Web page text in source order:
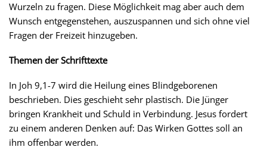
Wurzeln zu fragen. Diese Möglichkeit mag aber auch dem
Wunsch entgegenstehen, auszuspannen und sich ohne viel
Fragen der Freizeit hinzugeben.
Themen der Schrifttexte
In Joh 9,1-7 wird die Heilung eines Blindgeborenen
beschrieben. Dies geschieht sehr plastisch. Die Jünger
bringen Krankheit und Schuld in Verbindung. Jesus fordert
zu einem anderen Denken auf: Das Wirken Gottes soll an
ihm offenbar werden.